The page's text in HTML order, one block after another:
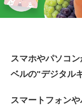
スマホやパソコ
ベルの"デジタル
スマートフォン